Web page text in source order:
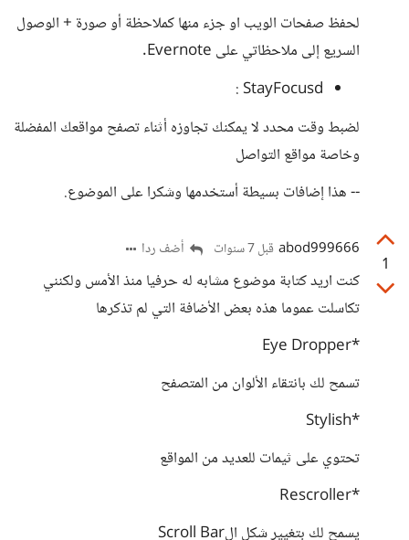
لحفظ صفحات الويب او جزء منها كملاحظة أو صورة + الوصول
السريع إلى ملاحظاتي على Evernote.
StayFocusd :
لضبط وقت محدد لا يمكنك تجاوزه أثناء تصفح مواقعك المفضلة
وخاصة مواقع التواصل
-- هذا إضافات بسيطة أستخدمها وشكرا على الموضوع.
1
abod999666 قبل 7 سنوات أضف ردا
كنت اريد كتابة موضوع مشابه له حرفيا منذ الأمس ولكنني
تكاسلت عموما هذه بعض الأضافة التي لم تذكرها
*‪Eye Dropper‬
تسمح لك بانتقاء الألوان من المتصفح
*Stylish
تحتوي على ثيمات للعديد من المواقع
*Rescroller
يسمح لك بتغيير شكل الScroll Bar